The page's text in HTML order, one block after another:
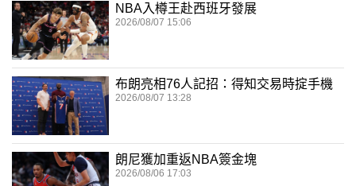
NBA入樽王赴西班牙發展
2026/08/07 15:06
布朗亮相76人記招：得知交易時掟手機
2026/08/07 13:28
朗尼獲加重返NBA簽金塊
2026/08/06 17:03